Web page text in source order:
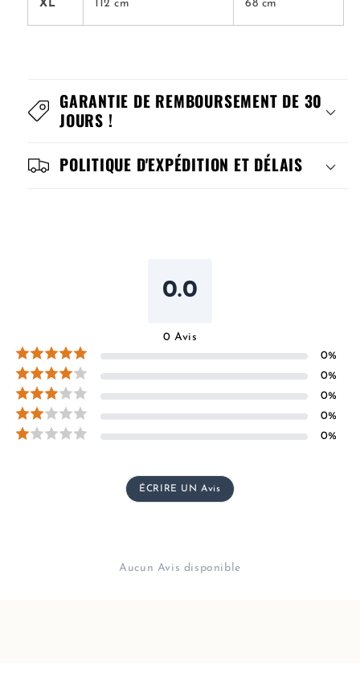
XL 112 cm 68 cm
GARANTIE DE REMBOURSEMENT DE 30
JOURS !
POLITIQUE D'EXPÉDITION ET DÉLAIS
0.0
0 Avis
0%
0%
0%
0%
0%
ÉCRIRE UN Avis
Aucun Avis disponible